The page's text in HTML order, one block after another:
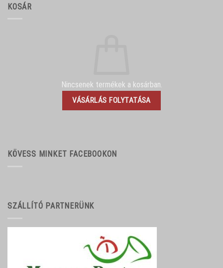
KOSÁR
Nincsenek termékek a kosárban.
VÁSÁRLÁS FOLYTATÁSA
KÖVESS MINKET FACEBOOKON
SZÁLLÍTÓ PARTNERÜNK